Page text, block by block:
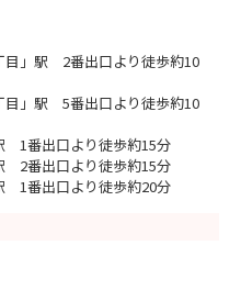
目」駅 2番出口より徒歩約10
目」駅 5番出口より徒歩約10
1番出口より徒歩約15分
2番出口より徒歩約15分
1番出口より徒歩約20分